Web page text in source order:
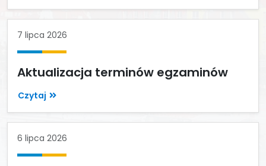
7 lipca 2026
Aktualizacja terminów egzaminów
Czytaj
6 lipca 2026